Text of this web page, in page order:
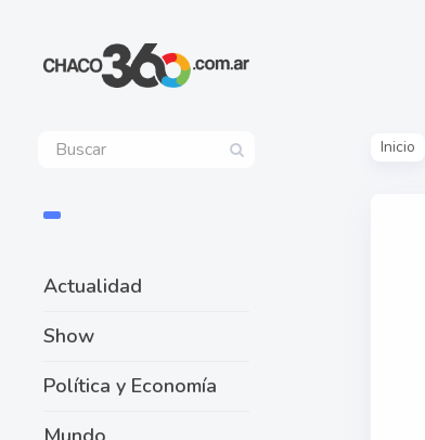
Actualidad
Show
Política y Economía
Inicio